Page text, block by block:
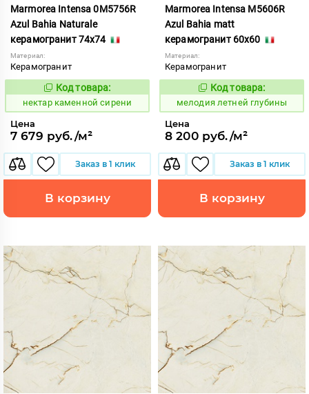
Marmorea Intensa 0M5756R
Azul Bahia Naturale
керамогранит 74x74
Материал:
Керамогранит
1129714
Код товара:
нектар каменной сирени
Цена
7 679 руб./м²
Заказ в 1 клик
В корзину
Marmorea Intensa M5606R
Azul Bahia matt
керамогранит 60x60
Материал:
Керамогранит
959017
Код товара:
мелодия летней глубины
Цена
8 200 руб./м²
Заказ в 1 клик
В корзину